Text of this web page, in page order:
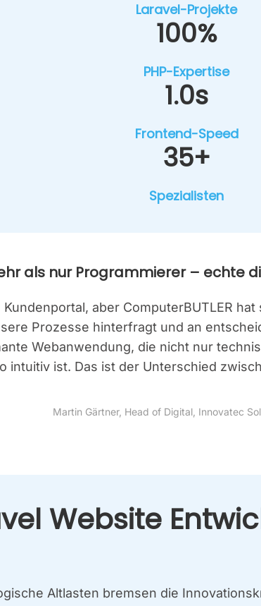
Lara­vel-Pro­jek­te
100%
PHP-Exper­ti­se
1.0s
Front­end-Speed
35+
Spe­zia­lis­ten
als nur Pro­gram­mie­rer – ech­te
aber Com­pu­ter­BUT­LER
Pro­zes­se hin­ter­fragt und an
Web­an­wen­dung, die nicht nur
intui­tiv ist. Das ist der Unter­schied
Mar­tin Gärt­ner, Head of Digi­tal, Inno­va­tec
Web­site
Alt­las­ten brem­sen die